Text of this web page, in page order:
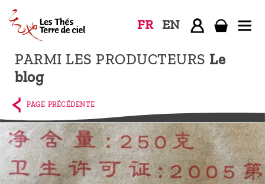
PARMI LES PRODUCTEURS Le
blog
FR EN
Accueil
La
boutique
Terre de
Ciel
Parmi les
producteurs,
PAGE PRÉCÉDENTE